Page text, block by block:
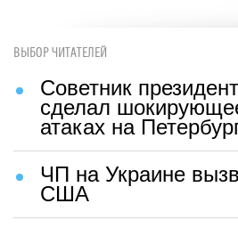
ВЫБОР ЧИТАТЕЛЕЙ
Советник
сделал
атаках на
ЧП на Украине
США